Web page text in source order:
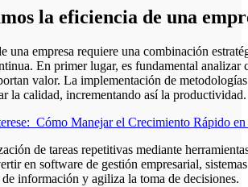
la eficiencia de una
una empresa requiere una combinación
En primer lugar, es fundamental
valor. La implementación de
la calidad, incrementando así la productividad.
Cómo Manejar el Crecimiento Rápido
de tareas repetitivas mediante
en software de gestión empresarial,
información y agiliza la toma de decisiones.